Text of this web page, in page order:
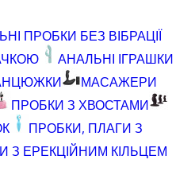
ПРОБКИ БЕЗ ВІБРАЦІЇ
АНАЛЬНІ ІГРАШКИ
МАСАЖЕРИ
ПРОБКИ З ХВОСТАМИ
ПРОБКИ, ПЛАГИ З
З ЕРЕКЦІЙНИМ КІЛЬЦЕМ